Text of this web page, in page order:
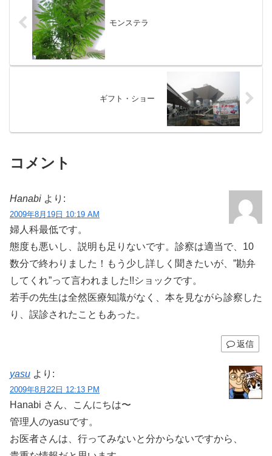
モンステラ
ギフト・ショー
コメント
Hanabi より:
2009年8月19日 10:19 AM
婦人科最低です。
態度も悪いし、説明も足りないです。診察は適当で、10
数分で終わりました！もう少し詳しく聞きたいが、”勘弁
してくれ”って言われました!!ショックです。
若手の先生は全然医療知識がなく、本を見ながら診察した
り、誤診されたこともあった。
返信
yasu より:
2009年8月22日 12:13 PM
Hanabi さん、こんにちは〜
管理人のyasuです。
お医者さんは、行ってみないと分からないですから、